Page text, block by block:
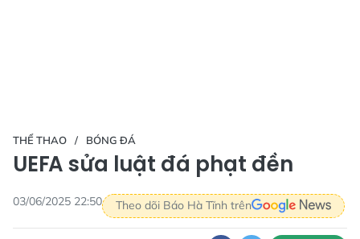
THỂ THAO BÓNG ĐÁ
UEFA sửa luật đá phạt đền
03/06/2025 22:50 Theo dõi Báo Hà Tĩnh trên